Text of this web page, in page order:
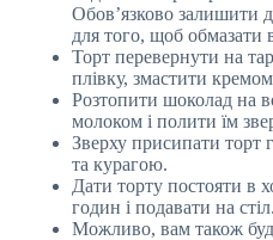
Обов’язково залишити
для того, щоб обмазати
Торт перевернути на
плівку, змастити
Розтопити шоколад на
молоком і полити їм
Зверху присипати торт
та курагою.
Дати торту постояти в
годин і подавати на стіл.
Можливо, вам також